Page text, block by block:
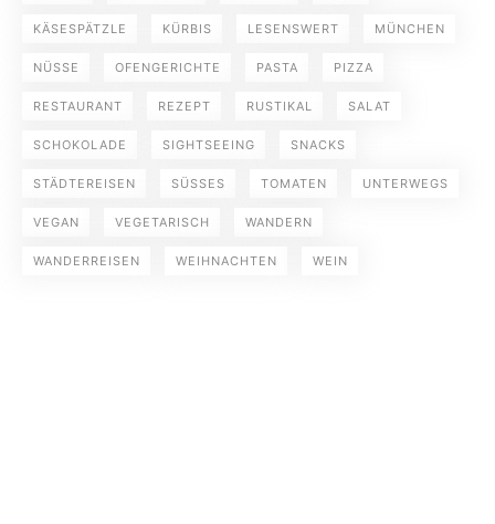
KÄSESPÄTZLE KÜRBIS LESENSWERT MÜNCHEN
NÜSSE OFENGERICHTE PASTA PIZZA
RESTAURANT REZEPT RUSTIKAL SALAT
SCHOKOLADE SIGHTSEEING SNACKS
STÄDTEREISEN SÜSSES TOMATEN UNTERWEGS
VEGAN VEGETARISCH WANDERN
WANDERREISEN WEIHNACHTEN WEIN